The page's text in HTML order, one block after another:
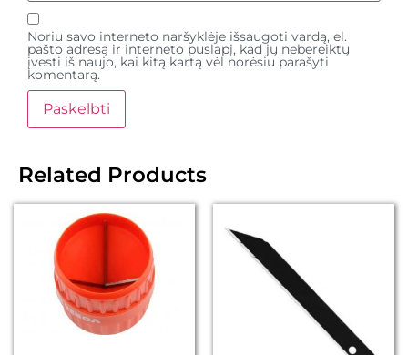
Noriu savo interneto naršyklėje išsaugoti vardą, el.
pašto adresą ir interneto puslapį, kad jų nebereiktų
įvesti iš naujo, kai kitą kartą vėl norėsiu parašyti
komentarą.
Related Products